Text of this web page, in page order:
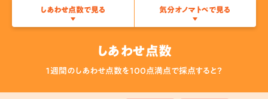
しあわせ点数で見る 気分オノマトペで見る
しあわせ点数
１週間のしあわせ点数を100点満点で採点すると？